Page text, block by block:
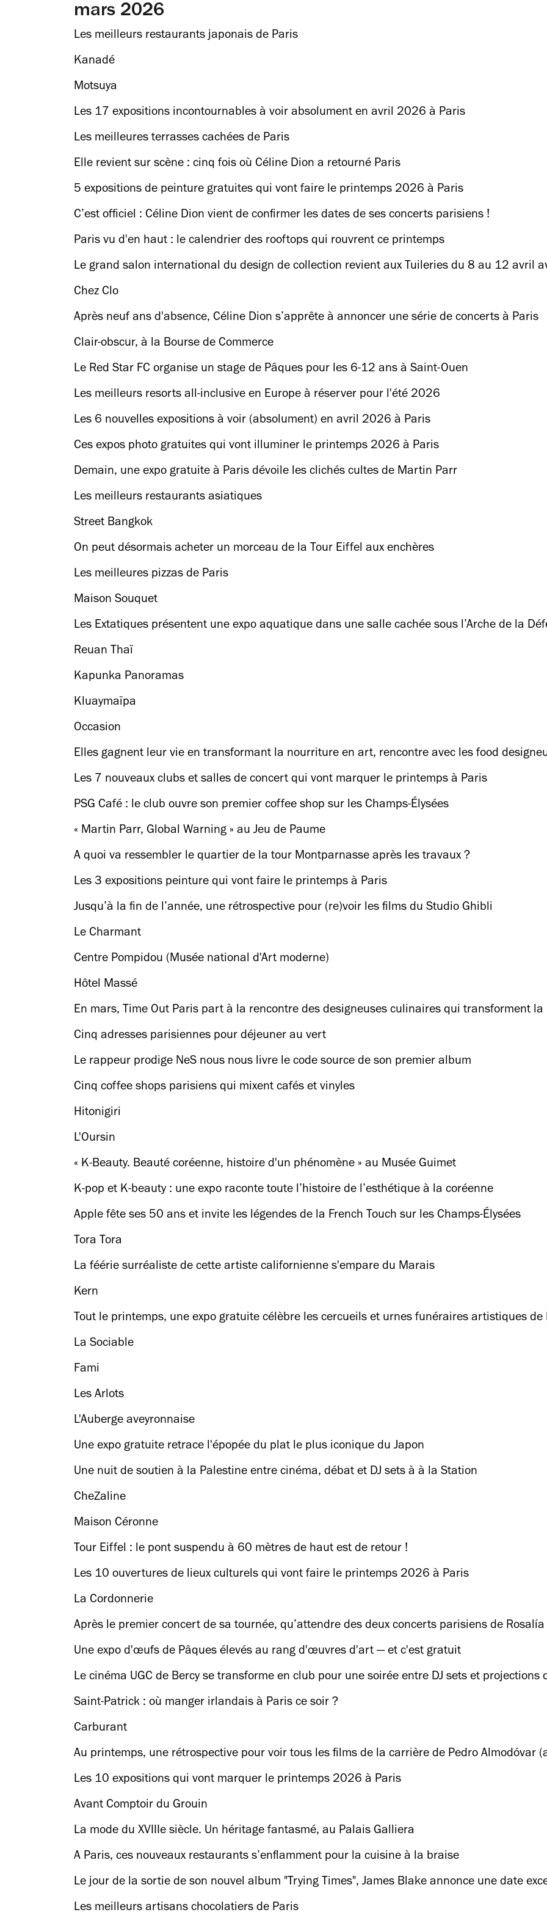
mars 2026
Les meilleurs restaurants japonais de Paris
Kanadé
Motsuya
Les 17 expositions incontournables à voir absolument en avril 2026 à Paris
Les meilleures terrasses cachées de Paris
Elle revient sur scène : cinq fois où Céline Dion a retourné Paris
5 expositions de peinture gratuites qui vont faire le printemps 2026 à Paris
C’est officiel : Céline Dion vient de confirmer les dates de ses concerts parisiens !
Paris vu d'en haut : le calendrier des rooftops qui rouvrent ce printemps
Le grand salon international du design de collection revient aux Tuileries du 8 au 12 avril
Chez Clo
Après neuf ans d'absence, Céline Dion s’apprête à annoncer une série de concerts à Paris
Clair-obscur, à la Bourse de Commerce
Le Red Star FC organise un stage de Pâques pour les 6-12 ans à Saint-Ouen
Les meilleurs resorts all-inclusive en Europe à réserver pour l'été 2026
Les 6 nouvelles expositions à voir (absolument) en avril 2026 à Paris
Ces expos photo gratuites qui vont illuminer le printemps 2026 à Paris
Demain, une expo gratuite à Paris dévoile les clichés cultes de Martin Parr
Les meilleurs restaurants asiatiques
Street Bangkok
On peut désormais acheter un morceau de la Tour Eiffel aux enchères
Les meilleures pizzas de Paris
Maison Souquet
Les Extatiques présentent une expo aquatique dans une salle cachée sous l’Arche de la
Reuan Thaï
Kapunka Panoramas
Kluaymaïpa
Occasion
Elles gagnent leur vie en transformant la nourriture en art, rencontre avec les food
Les 7 nouveaux clubs et salles de concert qui vont marquer le printemps à Paris
PSG Café : le club ouvre son premier coffee shop sur les Champs-Élysées
« Martin Parr, Global Warning » au Jeu de Paume
A quoi va ressembler le quartier de la tour Montparnasse après les travaux ?
Les 3 expositions peinture qui vont faire le printemps à Paris
Jusqu’à la fin de l’année, une rétrospective pour (re)voir les films du Studio Ghibli
Le Charmant
Centre Pompidou (Musée national d'Art moderne)
Hôtel Massé
En mars, Time Out Paris part à la rencontre des designeuses culinaires qui transforment
Cinq adresses parisiennes pour déjeuner au vert
Le rappeur prodige NeS nous nous livre le code source de son premier album
Cinq coffee shops parisiens qui mixent cafés et vinyles
Hitonigiri
L'Oursin
« K-Beauty. Beauté coréenne, histoire d'un phénomène » au Musée Guimet
K-pop et K-beauty : une expo raconte toute l’histoire de l’esthétique à la coréenne
Apple fête ses 50 ans et invite les légendes de la French Touch sur les Champs-Élysées
Tora Tora
La féérie surréaliste de cette artiste californienne s'empare du Marais
Kern
Tout le printemps, une expo gratuite célèbre les cercueils et urnes funéraires artistiques
Joe
La Sociable
Fami
Les Arlots
L'Auberge aveyronnaise
Une expo gratuite retrace l'épopée du plat le plus iconique du Japon
Une nuit de soutien à la Palestine entre cinéma, débat et DJ sets à à la Station
CheZaline
Maison Céronne
Tour Eiffel : le pont suspendu à 60 mètres de haut est de retour !
Les 10 ouvertures de lieux culturels qui vont faire le printemps 2026 à Paris
La Cordonnerie
Après le premier concert de sa tournée, qu’attendre des deux concerts parisiens de Rosalía
Une expo d'œufs de Pâques élevés au rang d'œuvres d'art — et c'est gratuit
Le cinéma UGC de Bercy se transforme en club pour une soirée entre DJ sets et projections
Saint-Patrick : où manger irlandais à Paris ce soir ?
Carburant
Au printemps, une rétrospective pour voir tous les films de la carrière de Pedro Almodóvar
personne)
Les 10 expositions qui vont marquer le printemps 2026 à Paris
Avant Comptoir du Grouin
La mode du XVIIIe siècle. Un héritage fantasmé, au Palais Galliera
A Paris, ces nouveaux restaurants s’enflamment pour la cuisine à la braise
Le jour de la sortie de son nouvel album "Trying Times", James Blake annonce une date
plus beaux cinémas du monde)
Les meilleurs artisans chocolatiers de Paris